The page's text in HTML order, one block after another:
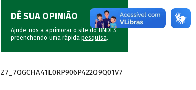
DÊ SUA OPINIÃO
Ajude-nos a aprimorar o site do BNDES
preenchendo uma rápida pesquisa.
Z7_7QGCHA41L0RP906P422Q9Q01V7